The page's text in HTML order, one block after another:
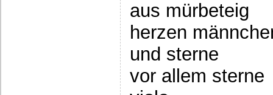
aus mürbeteig
herzen
und sterne
vor allem sterne